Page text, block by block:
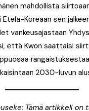
mahdollista
Koreaan sen
vankeusajastaan
että Kwon saattaisi
2030-luvun
Tämä artikkeli